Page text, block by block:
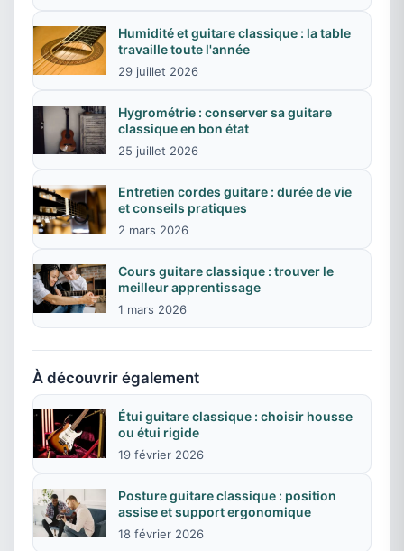
Humidité et guitare classique : la table
travaille toute l'année
29 juillet 2026
Hygrométrie : conserver sa guitare
classique en bon état
25 juillet 2026
Entretien cordes guitare : durée de vie
et conseils pratiques
2 mars 2026
Cours guitare classique : trouver le
meilleur apprentissage
1 mars 2026
À découvrir également
Étui guitare classique : choisir housse
ou étui rigide
19 février 2026
Posture guitare classique : position
assise et support ergonomique
18 février 2026